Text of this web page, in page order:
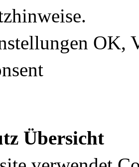
OK,
Übersicht